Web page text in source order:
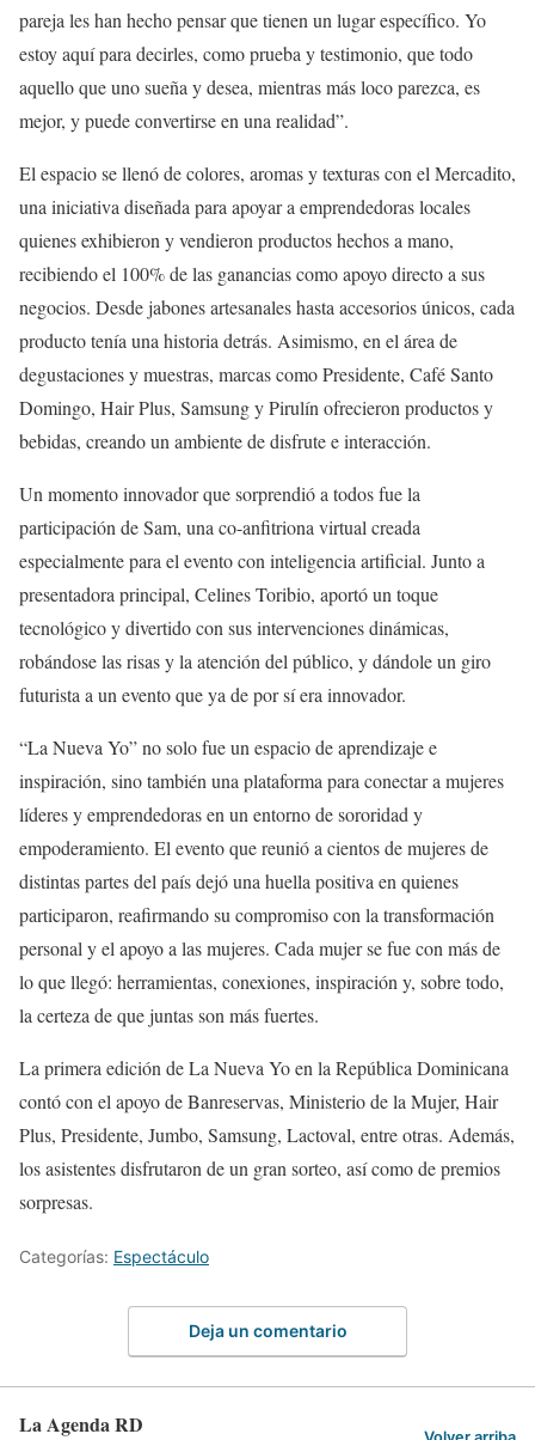
pareja les han hecho pensar que tienen un lugar específico. Yo
estoy aquí para decirles, como prueba y testimonio, que todo
aquello que uno sueña y desea, mientras más loco parezca, es
mejor, y puede convertirse en una realidad”.
El espacio se llenó de colores, aromas y texturas con el Mercadito,
una iniciativa diseñada para apoyar a emprendedoras locales
quienes exhibieron y vendieron productos hechos a mano,
recibiendo el 100% de las ganancias como apoyo directo a sus
negocios. Desde jabones artesanales hasta accesorios únicos, cada
producto tenía una historia detrás. Asimismo, en el área de
degustaciones y muestras, marcas como Presidente, Café Santo
Domingo, Hair Plus, Samsung y Pirulín ofrecieron productos y
bebidas, creando un ambiente de disfrute e interacción.
Un momento innovador que sorprendió a todos fue la
participación de Sam, una co-anfitriona virtual creada
especialmente para el evento con inteligencia artificial. Junto a
presentadora principal, Celines Toribio, aportó un toque
tecnológico y divertido con sus intervenciones dinámicas,
robándose las risas y la atención del público, y dándole un giro
futurista a un evento que ya de por sí era innovador.
“La Nueva Yo” no solo fue un espacio de aprendizaje e
inspiración, sino también una plataforma para conectar a mujeres
líderes y emprendedoras en un entorno de sororidad y
empoderamiento. El evento que reunió a cientos de mujeres de
distintas partes del país dejó una huella positiva en quienes
participaron, reafirmando su compromiso con la transformación
personal y el apoyo a las mujeres. Cada mujer se fue con más de
lo que llegó: herramientas, conexiones, inspiración y, sobre todo,
la certeza de que juntas son más fuertes.
La primera edición de La Nueva Yo en la República Dominicana
contó con el apoyo de Banreservas, Ministerio de la Mujer, Hair
Plus, Presidente, Jumbo, Samsung, Lactoval, entre otras. Además,
los asistentes disfrutaron de un gran sorteo, así como de premios
sorpresas.
Categorías: Espectáculo
Deja un comentario
La Agenda RD